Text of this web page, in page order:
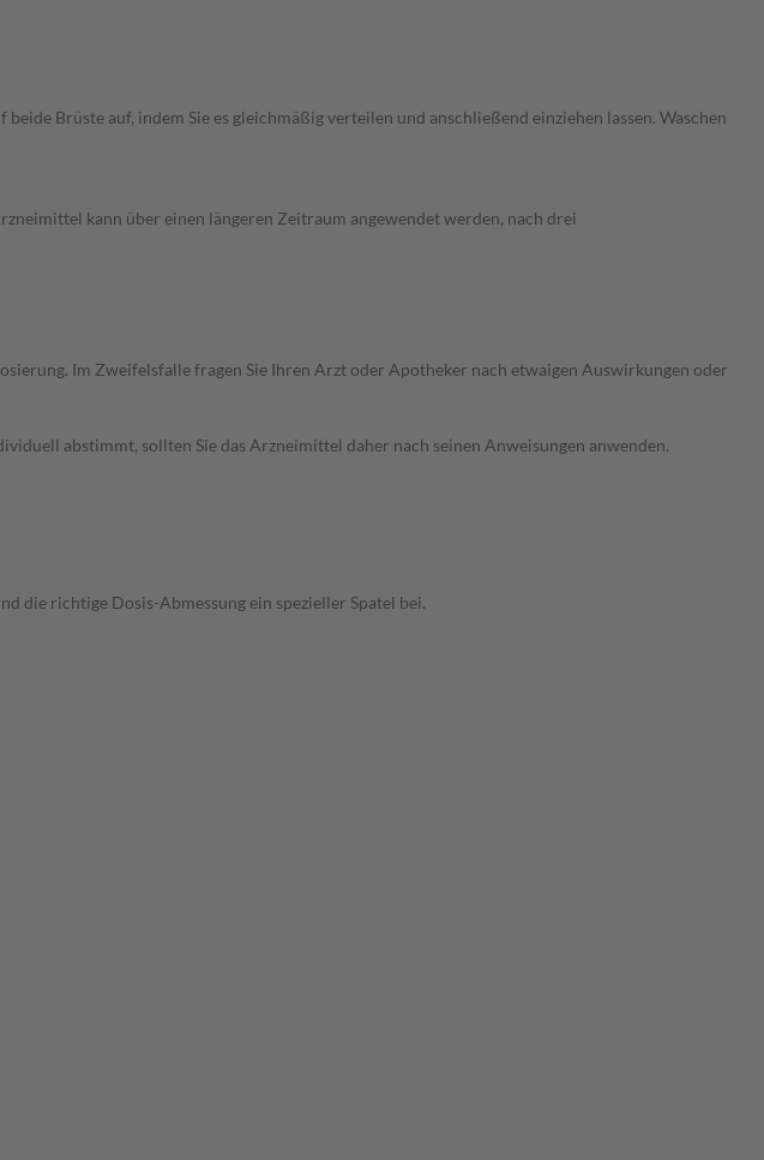
Brüste auf, indem Sie es gleichmäßig verteilen und anschließend einziehen lassen. Waschen
kann über einen längeren Zeitraum angewendet werden, nach drei
Im Zweifelsfalle fragen Sie Ihren Arzt oder Apotheker nach etwaigen Auswirkungen oder
abstimmt, sollten Sie das Arzneimittel daher nach seinen Anweisungen anwenden.
die richtige Dosis-Abmessung ein spezieller Spatel bei.